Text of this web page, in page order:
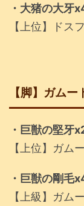
・大猪の大牙
【上位】ドス
【脚】ガム
・巨獣の堅牙
【上位】ガム
・巨獣の剛毛
【上級】ガム